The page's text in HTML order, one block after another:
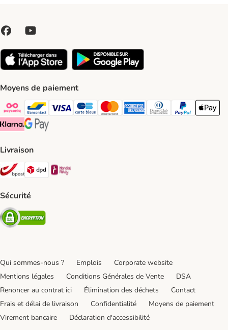
Moyens de paiement
Payconiq Payment Method
bancontact Payment Method
Visa Payment Method
carte bleue Payment Method
Master card Payment Method
American express Payment
Diners club Payment
Paypal Payment
Apple
Klarna Payment Method
Google Pay Payment Method
Livraison
Bpost Shipping Method
DPD Shipping Method
Sécurité
Security
Qui sommes-nous ? Emplois
Corporate website
Mentions légales
Conditions Générales de Vente
DSA
Renoncer au contrat ici
Élimination des déchets
Contact
Frais et délai de livraison
Confidentialité
Moyens de paiement
Virement bancaire
Déclaration d'accessibilité